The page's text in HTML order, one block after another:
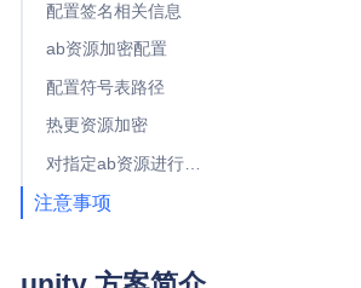
配置签名相关信息
ab资源加密配置
配置符号表路径
热更资源加密
对指定ab资源进行加密
注意事项